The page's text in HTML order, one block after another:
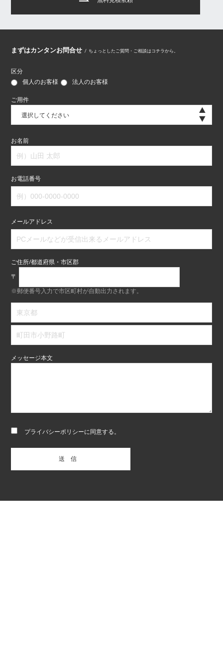
まずはカンタンお問合せ / ちょっとしたご質問・ご相談はコチラから。
区分
個人のお客様
法人のお客様
ご用件
選択してください
お名前
お電話番号
メールアドレス
ご住所/都道府県・市区郡
〒
※郵便番号入力で市区町村が自動出力されます。
メッセージ本文
プライバシーポリシーに同意する。